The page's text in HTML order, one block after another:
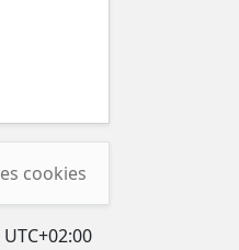
cookies
UTC+02:00